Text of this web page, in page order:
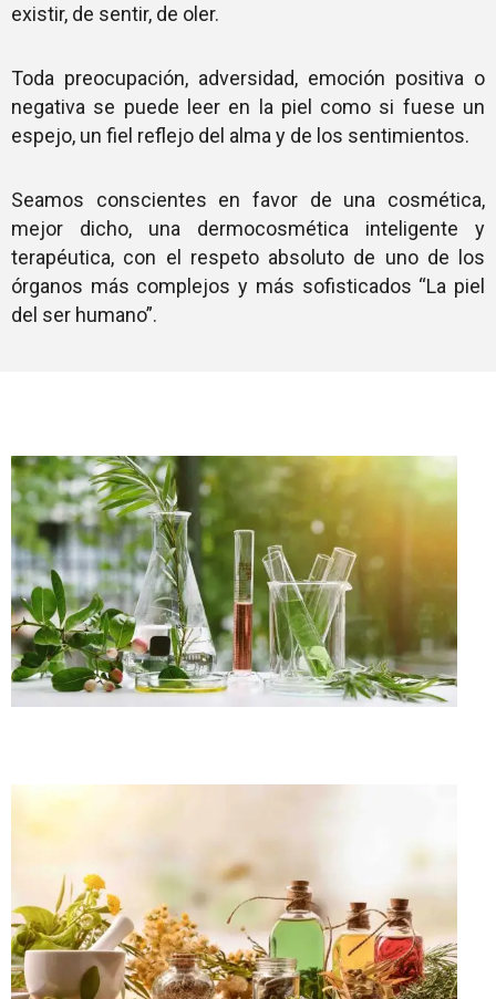
existir, de sentir, de oler.
Toda preocupación, adversidad, emoción positiva o
negativa se puede leer en la piel como si fuese un
espejo, un fiel reflejo del alma y de los sentimientos.
Seamos conscientes en favor de una cosmética,
mejor dicho, una dermocosmética inteligente y
terapéutica, con el respeto absoluto de uno de los
órganos más complejos y más sofisticados “La piel
del ser humano”.